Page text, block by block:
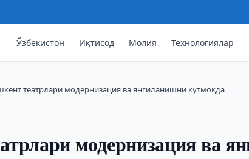
Ўзбекистон Иқтисод Молия Технологиялар
театрлари модернизация ва янгиланишни кутмоқда
модернизация ва